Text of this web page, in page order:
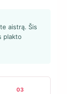
aistrą. Šis
plakto
03